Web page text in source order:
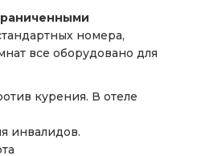
номера,
все оборудовано для
курения. В отеле
инвалидов.